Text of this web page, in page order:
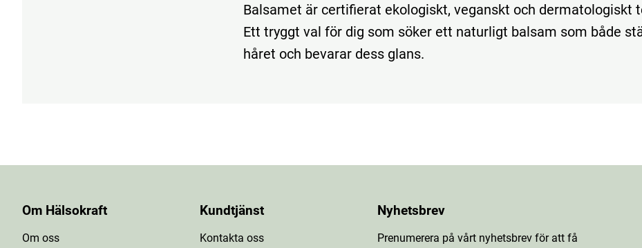
Balsamet är certifierat ekologiskt, veganskt och dermatologiskt
Ett tryggt val för dig som söker ett naturligt balsam som både
håret och bevarar dess glans.
Om Hälsokraft
Om oss
Kundtjänst
Kontakta oss
Nyhetsbrev
Prenumerera på vårt nyhetsbrev för att få